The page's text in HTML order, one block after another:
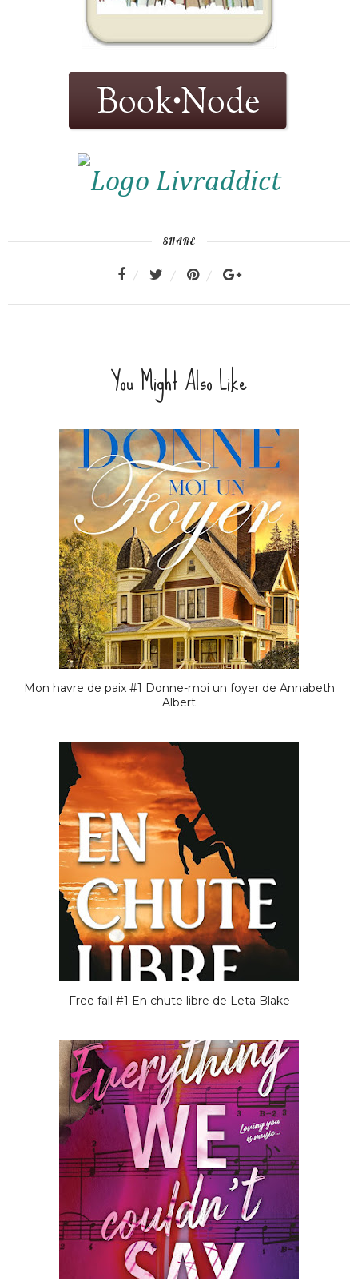
SHARE
You Might Also Like
Mon havre de paix #1 Donne-moi un foyer de Annabeth
Albert
Free fall #1 En chute libre de Leta Blake